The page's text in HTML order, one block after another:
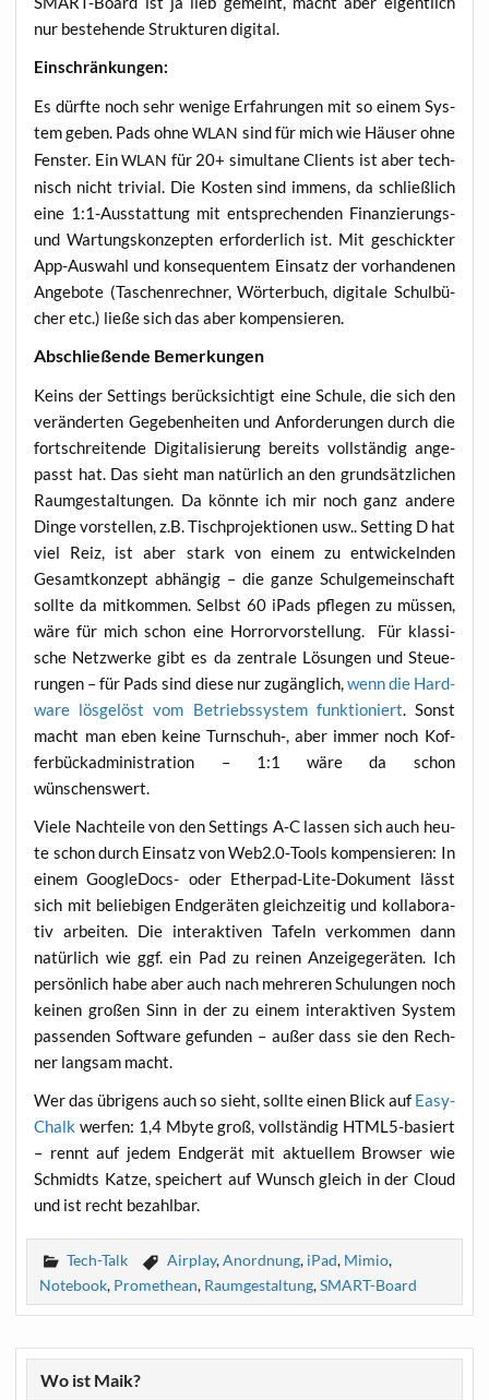
nur bestehen­de Struk­tu­ren digital.
Ein­schrän­kun­gen:
Es dürf­te noch sehr weni­ge Erfah­run­gen mit so einem Sys­
tem geben. Pads ohneWLAN sind für mich wie Häu­ser ohne
Fens­ter. EinWLAN für 20+ simul­ta­ne Cli­ents ist aber tech­
nisch nicht tri­vi­al. Die Kos­ten sind immens, da schließ­lich
eine 1:1‑Ausstattung mit ent­spre­chen­den Finan­zie­rungs-
und War­tungs­kon­zep­ten erfor­der­lich ist. Mit geschick­ter
App-Aus­wahl und kon­se­quen­tem Ein­satz der vor­han­de­nen
Ange­bo­te (Taschen­rech­ner, Wör­ter­buch, digi­ta­le Schul­bü­
cher etc.) lie­ße sich das aber kompensieren.
Abschlie­ßen­de Bemerkungen
Keins der Set­tings berück­sich­tigt eine Schu­le, die sich den
ver­än­der­ten Gege­ben­hei­ten und Anfor­de­run­gen durch die
fort­schrei­ten­de Digi­ta­li­sie­rung bereits voll­stän­dig ange­
passt hat. Das sieht man natür­lich an den grund­sätz­li­chen
Raum­ge­stal­tun­gen. Da könn­te ich mir noch ganz ande­re
Din­ge vor­stel­len, z.B. Tisch­pro­jek­tio­nen usw.. Set­ting D hat
viel Reiz, ist aber stark von einem zu ent­wi­ckeln­den
Gesamt­kon­zept abhän­gig – die gan­ze Schul­ge­mein­schaft
soll­te da mit­kom­men. Selbst 60 iPads pfle­gen zu müs­sen,
wäre für mich schon eine Hor­ror­vor­stel­lung. Für klas­si­
sche Netz­wer­ke gibt es da zen­tra­le Lösun­gen und Steue­
run­gen – für Pads sind die­se nur zugäng­lich, wenn die Hard­
ware lös­ge­löst vom Betriebs­sys­tem funk­tio­niert . Sonst
macht man eben kei­ne Turnschuh‑, aber immer noch Kof­
fer­bück­ad­mi­nis­tra­ti­on – 1:1 wäre da schon
wünschenswert.
Vie­le Nach­tei­le von den Set­tings A‑C las­sen sich auch heu­
te schon durch Ein­satz von Web2.0‑Tools kom­pen­sie­ren: In
einem Goo­g­le­Docs- oder Ether­pad-Lite-Doku­ment lässt
sich mit belie­bi­gen End­ge­rä­ten gleich­zei­tig und kol­la­bo­ra­
tiv arbei­ten. Die inter­ak­ti­ven Tafeln ver­kom­men dann
natür­lich wie ggf. ein Pad zu rei­nen Anzei­ge­ge­rä­ten. Ich
per­sön­lich habe aber auch nach meh­re­ren Schu­lun­gen noch
kei­nen gro­ßen Sinn in der zu einem inter­ak­ti­ven Sys­tem
pas­sen­den Soft­ware gefun­den – außer dass sie den Rech­
ner lang­sam macht.
Wer das übri­gens auch so sieht, soll­te einen Blick auf Easy­
Chalk wer­fen: 1,4 Mbyte groß, voll­stän­dig HTM­L5-basiert
– rennt auf jedem End­ge­rät mit aktu­el­lem Brow­ser wie
Schmidts Kat­ze, spei­chert auf Wunsch gleich in der Cloud
und ist recht bezahlbar.
Tech-Talk Airplay,Anordnung, iPad, Mimio,
Notebook, Promethean, Raumgestaltung,SMART-Board
Wo ist Maik?